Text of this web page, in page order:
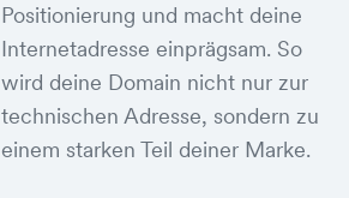
Positionierung und macht deine
Internetadresse einprägsam. So
wird deine Domain nicht nur zur
technischen Adresse, sondern zu
einem starken Teil deiner Marke.